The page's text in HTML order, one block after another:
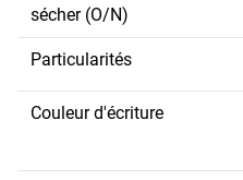
sécher (O/N)
Particularités
Couleur d'écriture